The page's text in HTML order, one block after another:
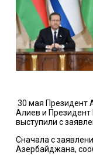
30 мая Президент
Алиев и Президент
выступили с
Cначала с
Азербайджана,